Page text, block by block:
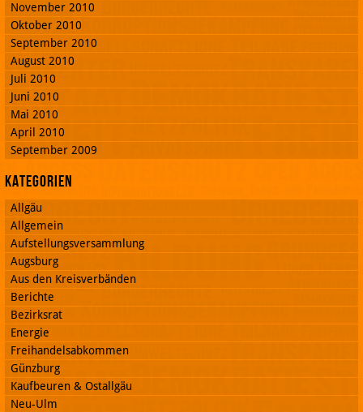
November 2010
Oktober 2010
September 2010
August 2010
Juli 2010
Juni 2010
Mai 2010
April 2010
September 2009
Kategorien
Allgäu
Allgemein
Aufstellungsversammlung
Augsburg
Aus den Kreisverbänden
Berichte
Bezirksrat
Energie
Freihandelsabkommen
Günzburg
Kaufbeuren & Ostallgäu
Neu-Ulm